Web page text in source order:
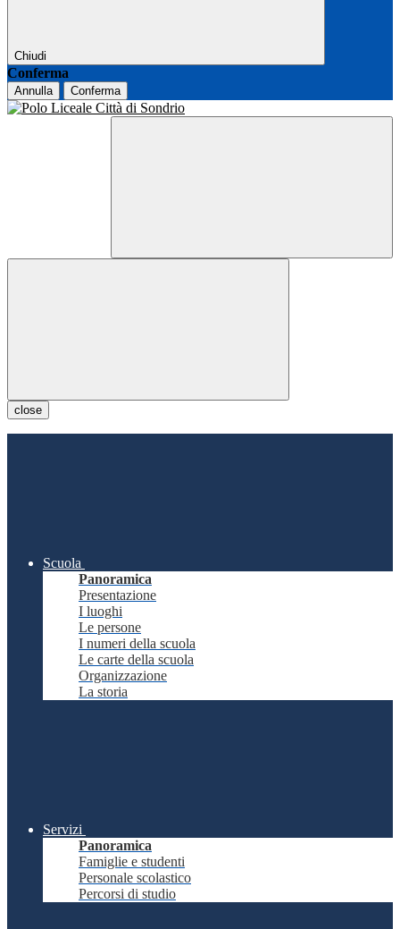
Chiudi
Conferma
Annulla Conferma
close
Scuola
Panoramica
Presentazione
I luoghi
Le persone
I numeri della scuola
Le carte della scuola
Organizzazione
La storia
Servizi
Panoramica
Famiglie e studenti
Personale scolastico
Percorsi di studio